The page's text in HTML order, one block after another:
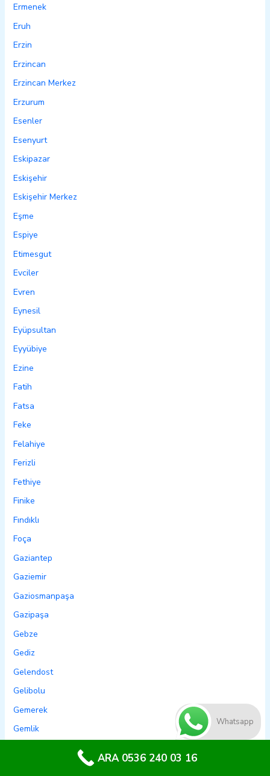
Ermenek
Eruh
Erzin
Erzincan
Erzincan Merkez
Erzurum
Esenler
Esenyurt
Eskipazar
Eskişehir
Eskişehir Merkez
Eşme
Espiye
Etimesgut
Evciler
Evren
Eynesil
Eyüpsultan
Eyyübiye
Ezine
Fatih
Fatsa
Feke
Felahiye
Ferizli
Fethiye
Finike
Fındıklı
Foça
Gaziantep
Gaziemir
Gaziosmanpaşa
Gazipaşa
Gebze
Gediz
Gelendost
Gelibolu
Gemerek
Gemlik
Whatsapp
ARA 0536 240 03 16